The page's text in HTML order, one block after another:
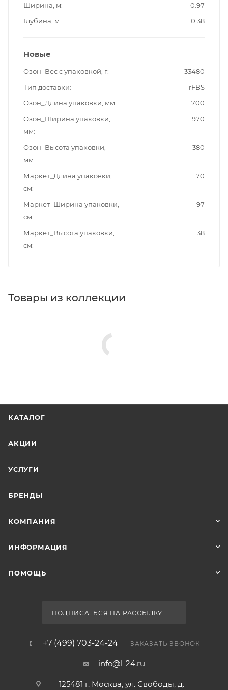
Ширина, м
0.97
Глубина, м
0.38
Новые
Озон_Вес с упаковкой, г
33480
Тип доставки
rFBS
Озон_Длина упаковки, мм
700
Озон_Ширина упаковки,
мм
970
Озон_Высота упаковки,
мм
380
Маркет_Длина упаковки,
см
70
Маркет_Ширина упаковки,
см
97
Маркет_Высота упаковки,
см
38
Товары из коллекции
КАТАЛОГ
АКЦИИ
УСЛУГИ
БРЕНДЫ
КОМПАНИЯ
ИНФОРМАЦИЯ
ПОМОЩЬ
ПОДПИСАТЬСЯ НА РАССЫЛКУ
+7 (499) 703-24-24 ЗАКАЗАТЬ ЗВОНОК
info@l-24.ru
125481 г. Москва, ул. Свободы, д.